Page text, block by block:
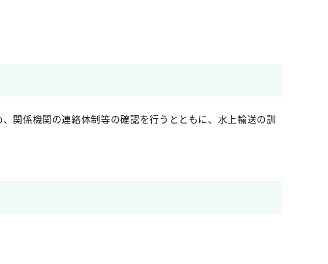
関係機関の連絡体制等の確認を行うとともに、水上輸送の訓